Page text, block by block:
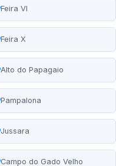
Feira VI
Feira X
Alto do Papagaio
Pampalona
Jussara
Campo do Gado Velho